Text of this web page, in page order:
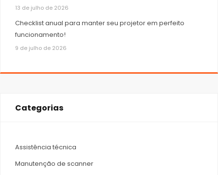
13 de julho de 2026
Checklist anual para manter seu projetor em perfeito
funcionamento!
9 de julho de 2026
Categorias
Assistência técnica
Manutenção de scanner